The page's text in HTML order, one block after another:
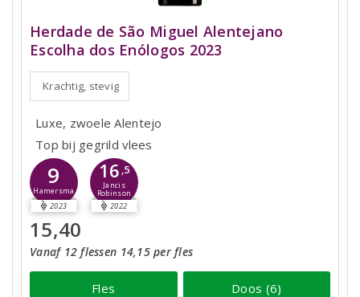
Herdade de São Miguel Alentejano
Escolha dos Enólogos 2023
Krachtig, stevig
Luxe, zwoele Alentejo
Top bij gegrild vlees
9
Hamersma
2023
16 ,5
Jancis
Robinson
2022
15,40
Vanaf 12 flessen 14,15 per fles
Fles Doos (6)